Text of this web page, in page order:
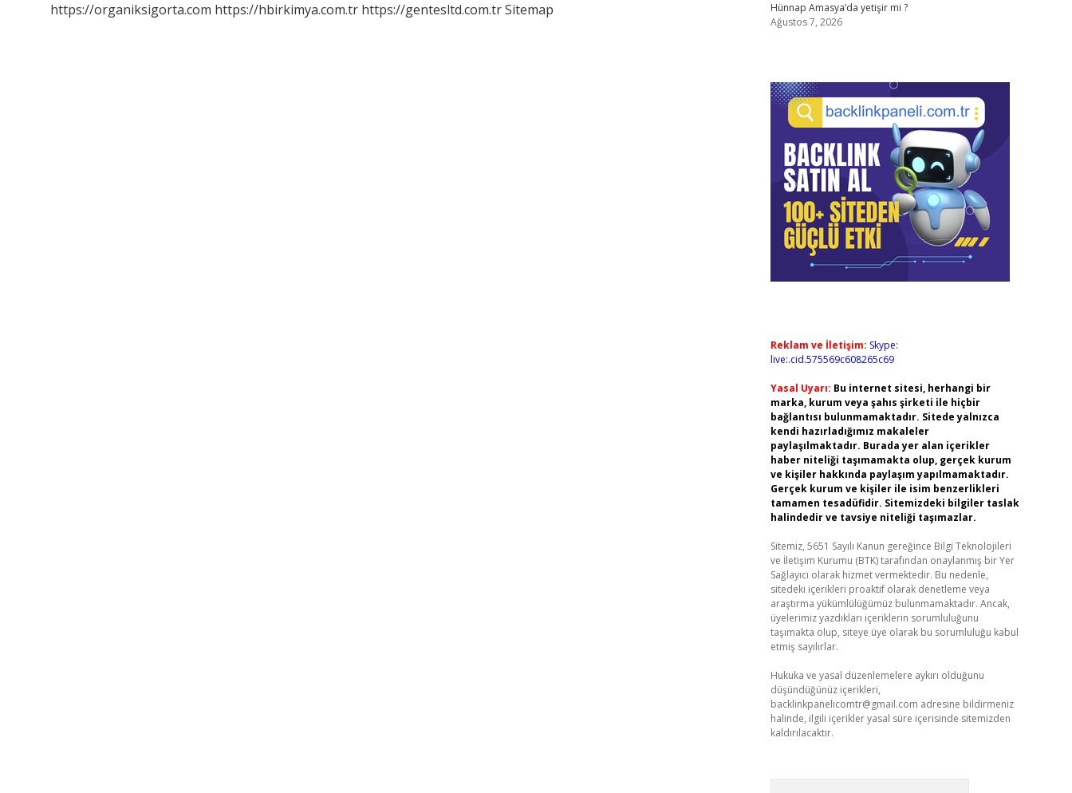
https://organiksigorta.com https://hbirkimya.com.tr https://gentesltd.com.trSitemap
Hünnap Amasya’da yetişir mi ?
Ağustos 7, 2026
Reklam ve İletişim: Skype:
live:.cid.575569c608265c69
Yasal Uyarı: Bu internet sitesi, herhangi bir
marka, kurum veya şahıs şirketi ile hiçbir
bağlantısı bulunmamaktadır. Sitede yalnızca
kendi hazırladığımız makaleler
paylaşılmaktadır. Burada yer alan içerikler
haber niteliği taşımamakta olup, gerçek kurum
ve kişiler hakkında paylaşım yapılmamaktadır.
Gerçek kurum ve kişiler ile isim benzerlikleri
tamamen tesadüfidir. Sitemizdeki bilgiler taslak
halindedir ve tavsiye niteliği taşımazlar.
Sitemiz, 5651 Sayılı Kanun gereğince Bilgi Teknolojileri
ve İletişim Kurumu (BTK) tarafından onaylanmış bir Yer
Sağlayıcı olarak hizmet vermektedir. Bu nedenle,
sitedeki içerikleri proaktif olarak denetleme veya
araştırma yükümlülüğümüz bulunmamaktadır. Ancak,
üyelerimiz yazdıkları içeriklerin sorumluluğunu
taşımakta olup, siteye üye olarak bu sorumluluğu kabul
etmiş sayılırlar.
Hukuka ve yasal düzenlemelere aykırı olduğunu
düşündüğünüz içerikleri,
backlinkpanelicomtr@gmail.com adresine bildirmeniz
halinde, ilgili içerikler yasal süre içerisinde sitemizden
kaldırılacaktır.